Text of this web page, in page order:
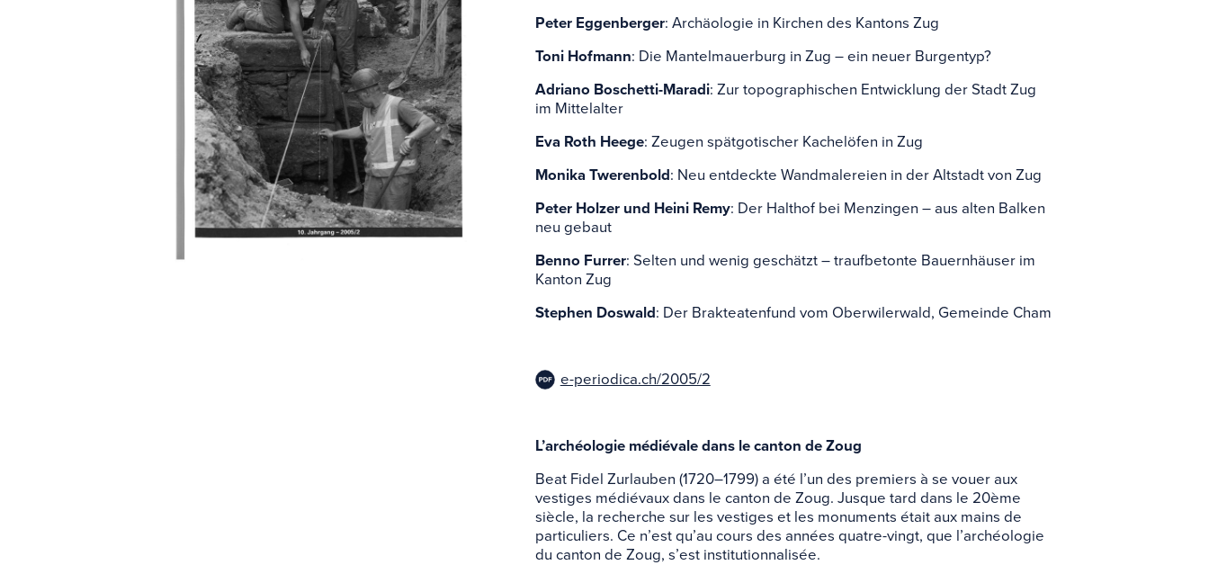
Publications
Liens
Peter Eggenberger: Archäologie in Kirchen des Kantons Zug
Toni Hofmann: Die Mantelmauerburg in Zug – ein neuer Burgentyp?
Adriano Boschetti-Maradi: Zur topographischen Entwicklung der Stadt Zug
im Mittelalter
Eva Roth Heege: Zeugen spätgotischer Kachelöfen in Zug
Monika Twerenbold: Neu entdeckte Wandmalereien in der Altstadt von Zug
Peter Holzer und Heini Remy: Der Halthof bei Menzingen – aus alten Balken
neu gebaut
Benno Furrer: Selten und wenig geschätzt – traufbetonte Bauernhäuser im
Kanton Zug
Stephen Doswald: Der Brakteatenfund vom Oberwilerwald, Gemeinde Cham
e-periodica.ch/2005/2
L’archéologie médiévale dans le canton de Zoug
Beat Fidel Zurlauben (1720–1799) a été l’un des premiers à se vouer aux
vestiges médiévaux dans le canton de Zoug. Jusque tard dans le 20ème
siècle, la recherche sur les vestiges et les monuments était aux mains de
particuliers. Ce n’est qu’au cours des années quatre-vingt, que l’archéologie
du canton de Zoug, s’est institutionnalisée.